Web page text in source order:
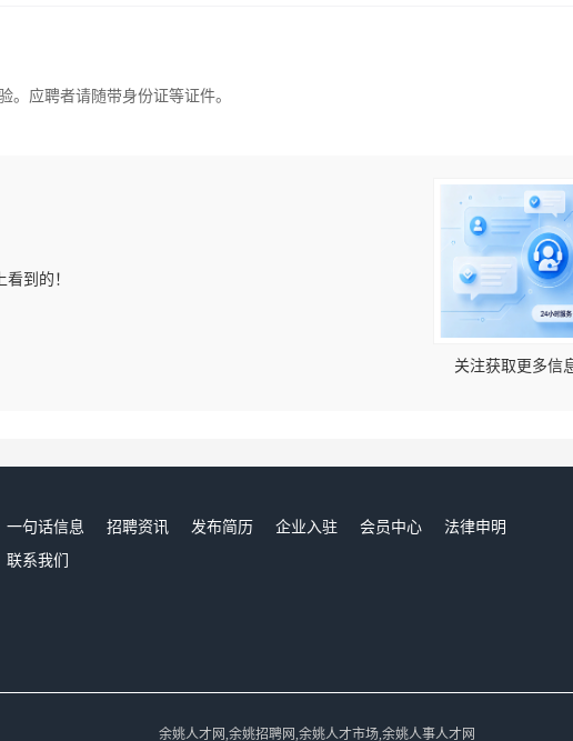
。应聘者请随带身份证等证件。
到的！
关注获取更多信
一句话信息 招聘资讯 发布简历 企业入驻 会员中心
法律申明
联系我们
余姚人才网,余姚招聘网,余姚人才市场,余姚人事人才网